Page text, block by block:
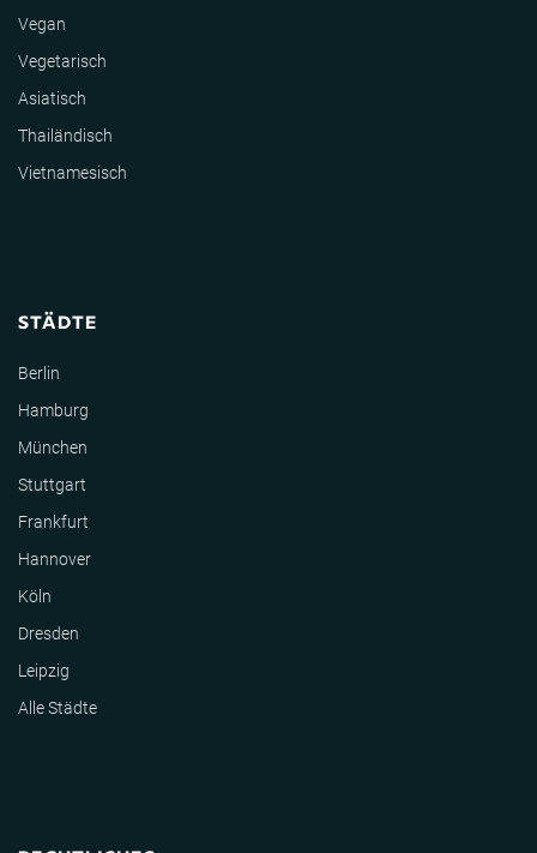
Vegan
Vegetarisch
Asiatisch
Thailändisch
Vietnamesisch
STÄDTE
Berlin
Hamburg
München
Stuttgart
Frankfurt
Hannover
Köln
Dresden
Leipzig
Alle Städte